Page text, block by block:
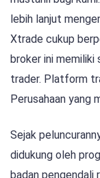
lebih lanjut
Xtrade cukup
broker ini
trader. Platform
Perusahaan yang
Sejak
didukung oleh
badan pengendali